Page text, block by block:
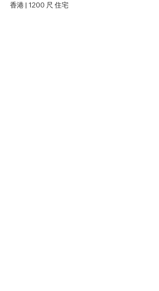
香港 | 1200 尺 住宅